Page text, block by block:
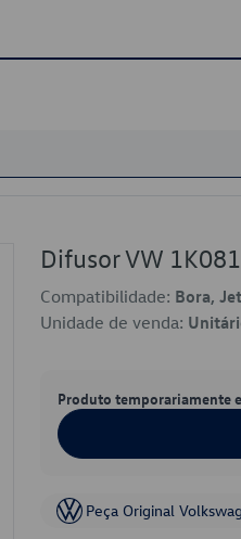
Difusor VW
Compatibilidade: Bora,
Unidade de venda:
Produto temporariamente
Peça Original